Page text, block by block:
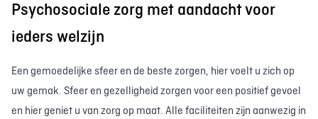
Psychosociale zorg met aandacht voor
ieders welzijn
Een gemoedelijke sfeer en de beste zorgen, hier voelt u zich op
uw gemak. Sfeer en gezelligheid zorgen voor een positief gevoel
en hier geniet u van zorg op maat. Alle faciliteiten zijn aanwezig in